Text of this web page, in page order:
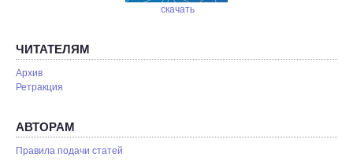
скачать
ЧИТАТЕЛЯМ
Архив
Ретракция
АВТОРАМ
Правила подачи статей